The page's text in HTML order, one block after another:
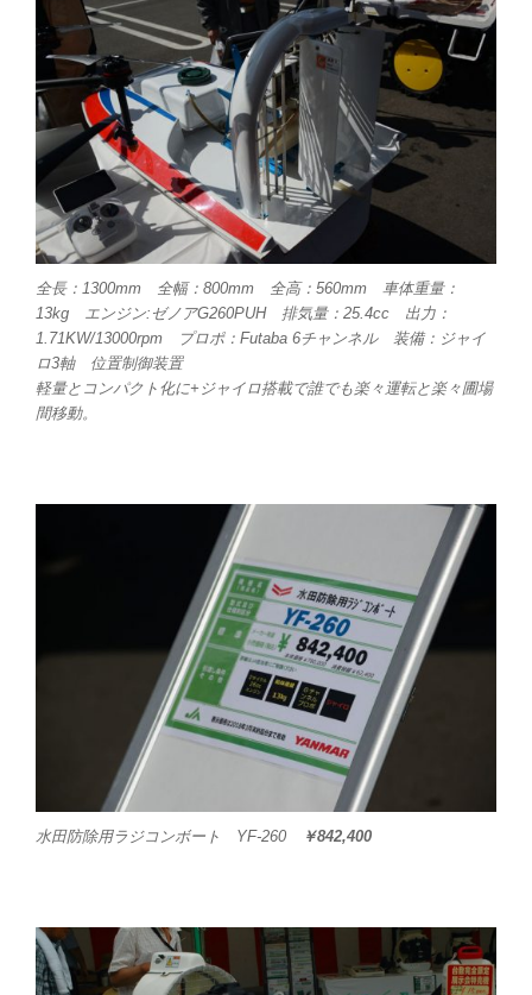
全長：1300mm 全幅：800mm 全高：560mm 車体重量：
13kg エンジン:ゼノアG260PUH 排気量：25.4cc 出力：
1.71KW/13000rpm プロポ：Futaba 6チャンネル 装備：ジャイ
ロ3軸 位置制御装置
軽量とコンパクト化に+ジャイロ搭載で誰でも楽々運転と楽々圃場
間移動。
水田防除用ラジコンボート YF-260 ￥842,400